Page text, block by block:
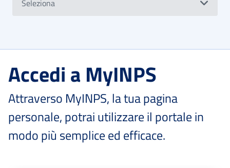
Seleziona
Accedi a MyINPS
Attraverso MyINPS, la tua pagina
personale, potrai utilizzare il portale in
modo più semplice ed efficace.